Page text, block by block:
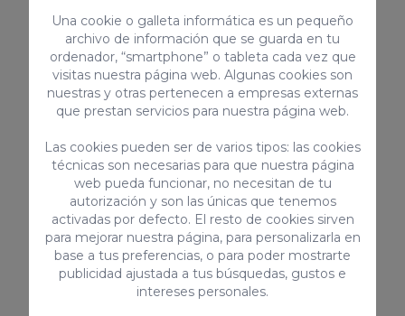
Servicios complementarios
Cuna & Trona
A consultar
Mascota
100€ /
Una cookie o galleta informática es un pequeño
archivo de información que se guarda en tu
ordenador, “smartphone” o tableta cada vez que
visitas nuestra página web. Algunas cookies son
nuestras y otras pertenecen a empresas externas
que prestan servicios para nuestra página web.
Las cookies pueden ser de varios tipos: las cookies
técnicas son necesarias para que nuestra página
web pueda funcionar, no necesitan de tu
autorización y son las únicas que tenemos
activadas por defecto. El resto de cookies sirven
para mejorar nuestra página, para personalizarla en
base a tus preferencias, o para poder mostrarte
publicidad ajustada a tus búsquedas, gustos e
intereses personales.